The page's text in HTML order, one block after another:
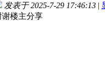
发表于 2025-7-29 17:46:13 |
谢楼主分享